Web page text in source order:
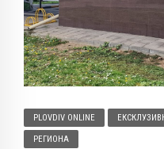
PLOVDIV ONLINE
РЕГИОНА